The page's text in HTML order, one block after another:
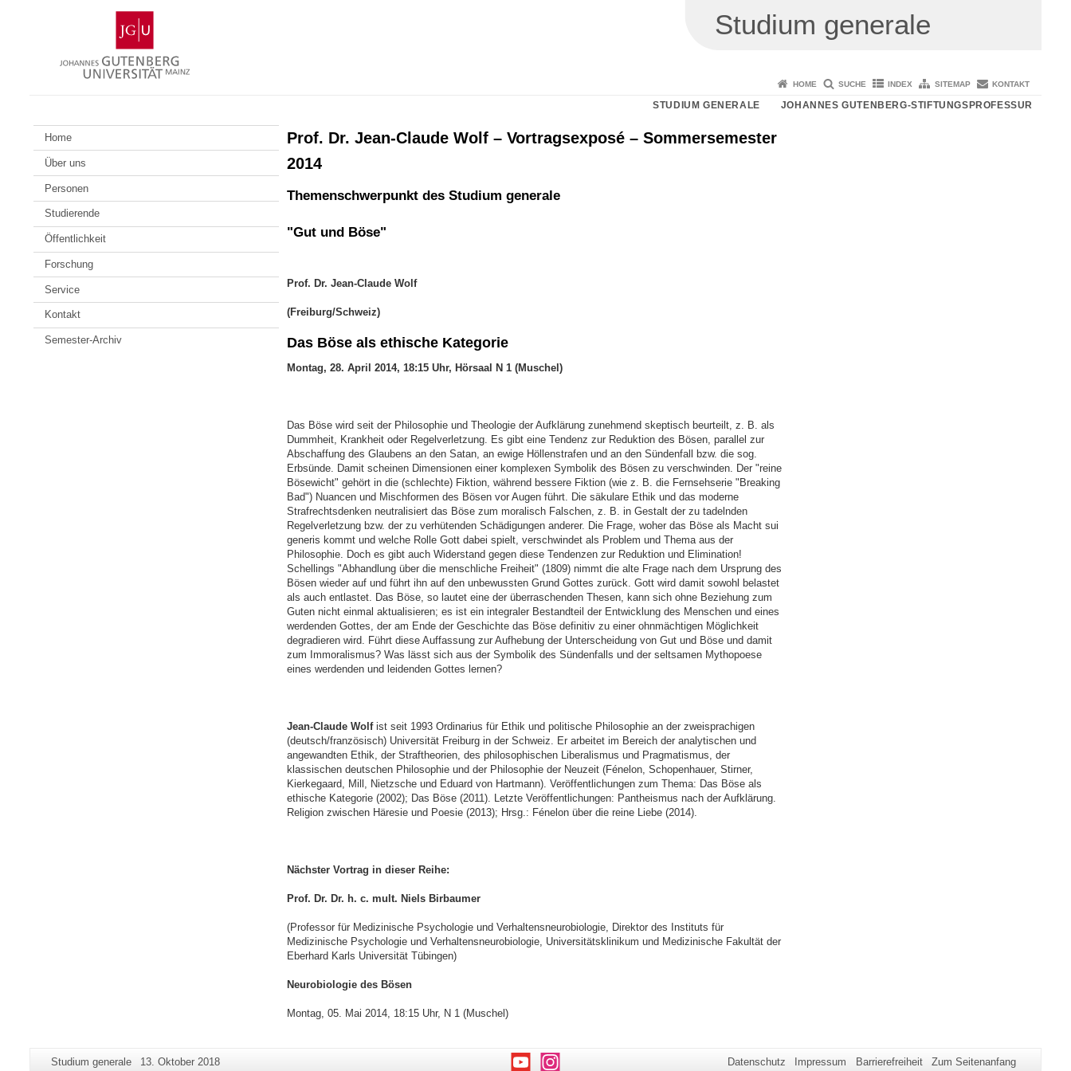
Gutenberg-
Universität
Mainz
Studium generale
HOME SUCHE INDEX SITEMAP KONTAKT
STUDIUM GENERALE JOHANNES GUTENBERG-STIFTUNGSPROFESSUR
Home
Über uns
Personen
Studierende
Öffentlichkeit
Forschung
Service
Kontakt
Semester-Archiv
Prof. Dr. Jean-Claude Wolf – Vortragsexposé – Sommersemester
2014
Themenschwerpunkt des Studium generale
"Gut und Böse"
Prof. Dr. Jean-Claude Wolf
(Freiburg/Schweiz)
Das Böse als ethische Kategorie
Montag, 28. April 2014, 18:15 Uhr, Hörsaal N 1 (Muschel)
Das Böse wird seit der Philosophie und Theologie der Aufklärung zunehmend skeptisch beurteilt, z. B. als
Dummheit, Krankheit oder Regelverletzung. Es gibt eine Tendenz zur Reduktion des Bösen, parallel zur
Abschaffung des Glaubens an den Satan, an ewige Höllenstrafen und an den Sündenfall bzw. die sog.
Erbsünde. Damit scheinen Dimensionen einer komplexen Symbolik des Bösen zu verschwinden. Der "reine
Bösewicht" gehört in die (schlechte) Fiktion, während bessere Fiktion (wie z. B. die Fernsehserie "Breaking
Bad") Nuancen und Mischformen des Bösen vor Augen führt. Die säkulare Ethik und das moderne
Strafrechtsdenken neutralisiert das Böse zum moralisch Falschen, z. B. in Gestalt der zu tadelnden
Regelverletzung bzw. der zu verhütenden Schädigungen anderer. Die Frage, woher das Böse als Macht sui
generis kommt und welche Rolle Gott dabei spielt, verschwindet als Problem und Thema aus der
Philosophie. Doch es gibt auch Widerstand gegen diese Tendenzen zur Reduktion und Elimination!
Schellings "Abhandlung über die menschliche Freiheit" (1809) nimmt die alte Frage nach dem Ursprung des
Bösen wieder auf und führt ihn auf den unbewussten Grund Gottes zurück. Gott wird damit sowohl belastet
als auch entlastet. Das Böse, so lautet eine der überraschenden Thesen, kann sich ohne Beziehung zum
Guten nicht einmal aktualisieren; es ist ein integraler Bestandteil der Entwicklung des Menschen und eines
werdenden Gottes, der am Ende der Geschichte das Böse definitiv zu einer ohnmächtigen Möglichkeit
degradieren wird. Führt diese Auffassung zur Aufhebung der Unterscheidung von Gut und Böse und damit
zum Immoralismus? Was lässt sich aus der Symbolik des Sündenfalls und der seltsamen Mythopoese
eines werdenden und leidenden Gottes lernen?
Jean-Claude Wolfist seit 1993 Ordinarius für Ethik und politische Philosophie an der zweisprachigen
(deutsch/französisch) Universität Freiburg in der Schweiz. Er arbeitet im Bereich der analytischen und
angewandten Ethik, der Straftheorien, des philosophischen Liberalismus und Pragmatismus, der
klassischen deutschen Philosophie und der Philosophie der Neuzeit (Fénelon, Schopenhauer, Stirner,
Kierkegaard, Mill, Nietzsche und Eduard von Hartmann). Veröffentlichungen zum Thema: Das Böse als
ethische Kategorie (2002); Das Böse (2011). Letzte Veröffentlichungen: Pantheismus nach der Aufklärung.
Religion zwischen Häresie und Poesie (2013); Hrsg.: Fénelon über die reine Liebe (2014).
Nächster Vortrag in dieser Reihe:
Prof. Dr. Dr. h. c. mult. Niels Birbaumer
(Professor für Medizinische Psychologie und Verhaltensneurobiologie, Direktor des Instituts für
Medizinische Psychologie und Verhaltensneurobiologie, Universitätsklinikum und Medizinische Fakultät der
Eberhard Karls Universität Tübingen)
Neurobiologie des Bösen
Montag, 05. Mai 2014, 18:15 Uhr, N 1 (Muschel)
Zusätzliche
Seiten-
Studium generale
Letzte
13. Oktober 2018 YoutubeInstagram Datenschutz Impressum Barrierefreiheit Zum Seitenanfang